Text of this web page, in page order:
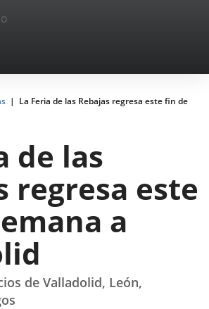
La Feria de las Rebajas regresa este fin de
de las
regresa este
a
de Valladolid, León,